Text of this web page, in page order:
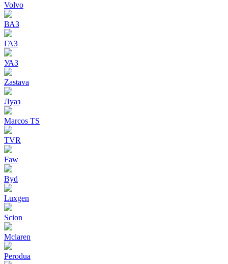
Volvo
ВАЗ
ГАЗ
УАЗ
Zastava
Луаз
Marcos TS
TVR
Faw
Byd
Luxgen
Scion
Mclaren
Perodua